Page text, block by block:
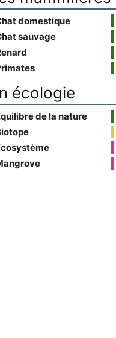
domestique
sauvage
écologie
de la nature